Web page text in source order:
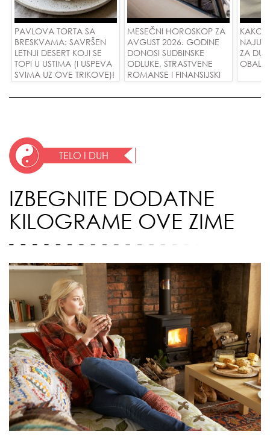
PAVLOVA TORTA SA
BRESKVAMA: SAVRŠEN
LETNJI DESERT KOJI SE
TOPI U USTIMA (I USPEVA
SVIMA UZ OVE TRIKOVE)!
MESEČNI HOROSKOP ZA
AVGUST 2026. GODINE
DONOSI SUDBINSKE
ODLUKE, STRASTVENE
ROMANSE I FINANSIJSKI
KAKO
ZA
TELO I DUH
IZBEGNITE DODATNE
KILOGRAME OVE ZIME